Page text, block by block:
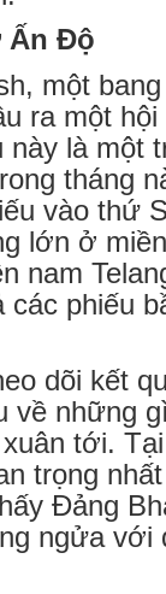
Ấn Độ
một
ra một
là một
tháng
vào thứ
lớn ở
nam
các phiếu
dõi kết
về những
tới.
trọng
Đảng
ngửa với